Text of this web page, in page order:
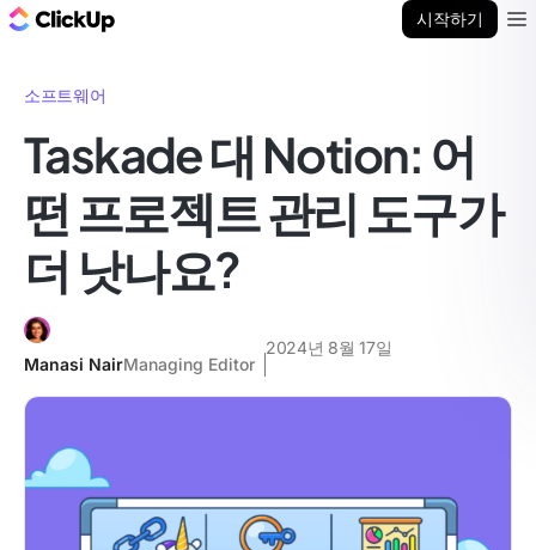
시작하기
소프트웨어
Taskade 대 Notion: 어
떤 프로젝트 관리 도구가
더 낫나요?
Manasi NairManaging Editor
2024년 8월 17일